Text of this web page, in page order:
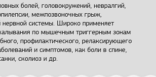
болей, головокружений, невралгий,
межпозвоночных грыж,
нервной системы. Широко применяет
по мышечным триггерным зонам
профилактического, релаксирующего
и симптомов, как боли в спине,
сколиоз и др.